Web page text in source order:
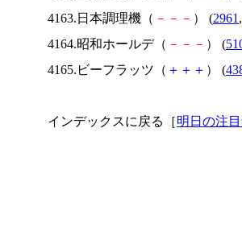
4163.日本調理機（ － － － ） (2961 ,
4164.昭和ホールデ（ － － － ） (
4165.ビーフラッツ（ ＋ ＋ ＋ ） (
インデックスに戻る［明日の注